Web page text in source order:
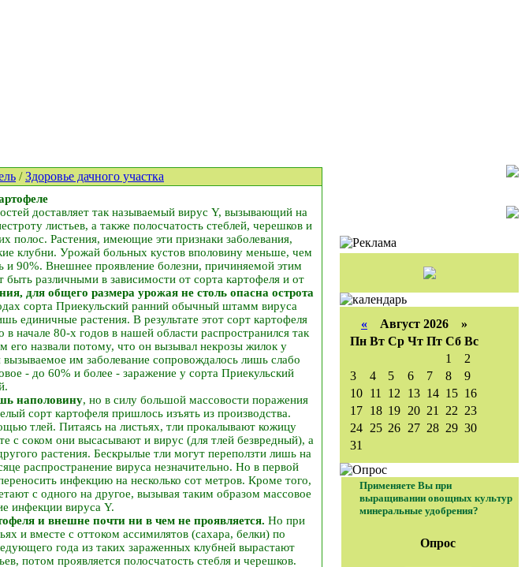
/Здоровье дачного участка
доставляет так называемый вирус Y, вызывающий на
листьев, а также полосчатость стеблей, черешков и
полос. Растения, имеющие эти признаки заболевания,
клубни. Урожай больных кустов вполовину меньше, чем
и 90%. Внешнее проявление болезни, причиняемой этим
различными в зависимости от сорта картофеля и от
для общего размера урожая не столь опасна острота
сорта Приекульский ранний обычный штамм вируса
единичные растения. В результате этот сорт картофеля
начале 80-х годов в нашей области распространился так
назвали потому, что он вызывал некрозы жилок у
им заболевание сопровождалось лишь слабо
- до 60% и более - заражение у сорта Приекульский
наполовину, но в силу большой массовости поражения
сорт картофеля пришлось изъять из производства.
тлей. Питаясь на листьях, тли прокалывают кожицу
с соком они высасывают и вирус (для тлей безвредный), а
растения. Бескрылые тли могут переползти лишь на
распространение вируса незначительно. Но в первой
инфекцию на несколько сот метров. Кроме того,
с одного на другое, вызывая таким образом массовое
инфекции вируса Y.
и внешне почти ни в чем не проявляется. Но при
и вместе с оттоком ассимилятов (сахара, белки) по
года из таких зараженных клубней вырастают
потом проявляется полосчатость стебля и черешков.
« Август 2026 »
Пн Вт Ср Чт Пт Сб Вс
1
2
3
4 5 6 7 8
9
10 11 12 13 14 15 16
17 18 19 20 21 22 23
24 25 26 27 28 29 30
31
Применяете Вы при
выращивании овощных культур
минеральные удобрения?
Опрос